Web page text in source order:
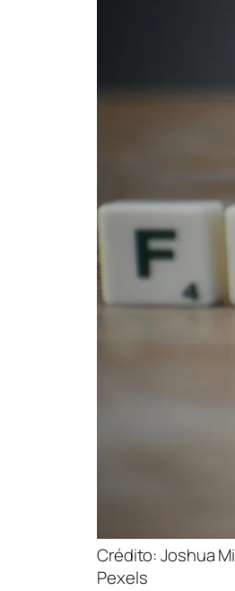
Crédito: Joshua
Pexels